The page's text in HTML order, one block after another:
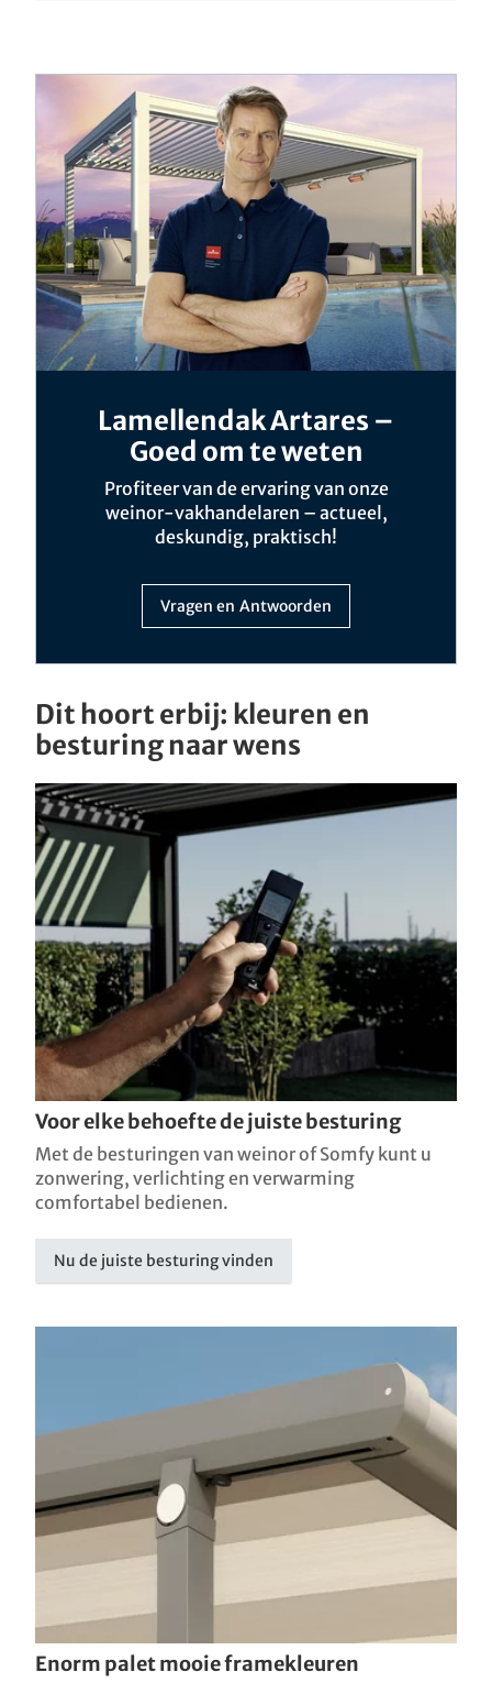
Lamellendak Artares –
Goed om te weten
Profiteer van de ervaring van onze
weinor-vakhandelaren – actueel,
deskundig, praktisch!
Vragen en Antwoorden
Dit hoort erbij: kleuren en
besturing naar wens
Voor elke behoefte de juiste besturing
Met de besturingen van weinor of Somfy kunt u
zonwering, verlichting en verwarming
comfortabel bedienen.
Nu de juiste besturing vinden
Enorm palet mooie framekleuren